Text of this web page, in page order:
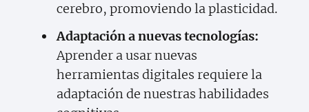
cerebro, promoviendo la plasticidad.
Adaptación a nuevas tecnologías:
Aprender a usar nuevas
herramientas digitales requiere la
adaptación de nuestras habilidades